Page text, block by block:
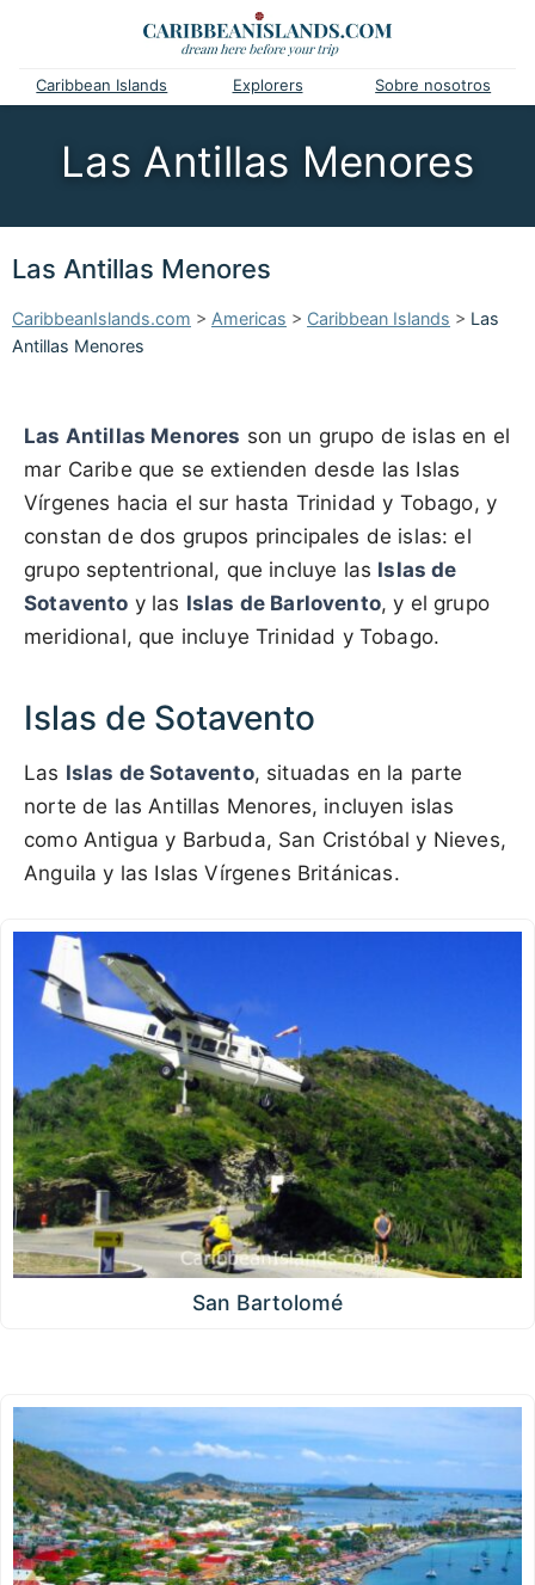
Caribbean Islands Explorers Sobre nosotros
Las Antillas Menores
Las Antillas Menores
CaribbeanIslands.com > Americas > Caribbean Islands > Las
Antillas Menores
Las Antillas Menores son un grupo de islas en el
mar Caribe que se extienden desde las Islas
Vírgenes hacia el sur hasta Trinidad y Tobago, y
constan de dos grupos principales de islas: el
grupo septentrional, que incluye las Islas de
Sotavento y las Islas de Barlovento, y el grupo
meridional, que incluye Trinidad y Tobago.
Islas de Sotavento
Las Islas de Sotavento, situadas en la parte
norte de las Antillas Menores, incluyen islas
como Antigua y Barbuda, San Cristóbal y Nieves,
Anguila y las Islas Vírgenes Británicas.
San Bartolomé